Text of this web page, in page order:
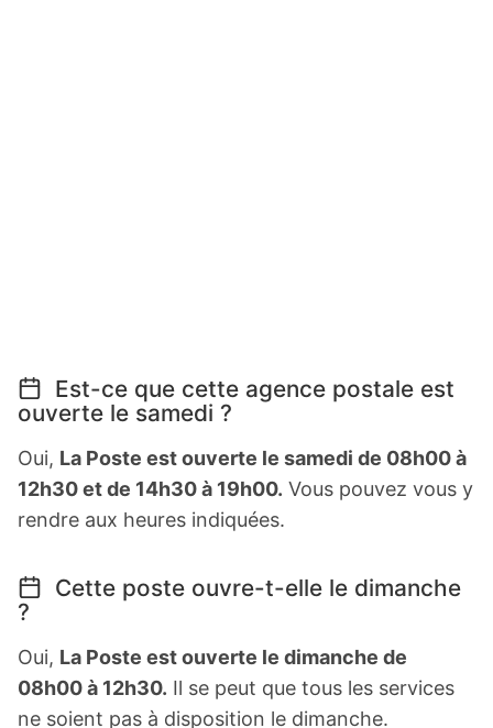
Est-ce que cette agence postale est
ouverte le samedi ?
Oui, La Poste est ouverte le samedi de 08h00 à
12h30 et de 14h30 à 19h00. Vous pouvez vous y
rendre aux heures indiquées.
Cette poste ouvre-t-elle le dimanche
?
Oui, La Poste est ouverte le dimanche de
08h00 à 12h30. Il se peut que tous les services
ne soient pas à disposition le dimanche.